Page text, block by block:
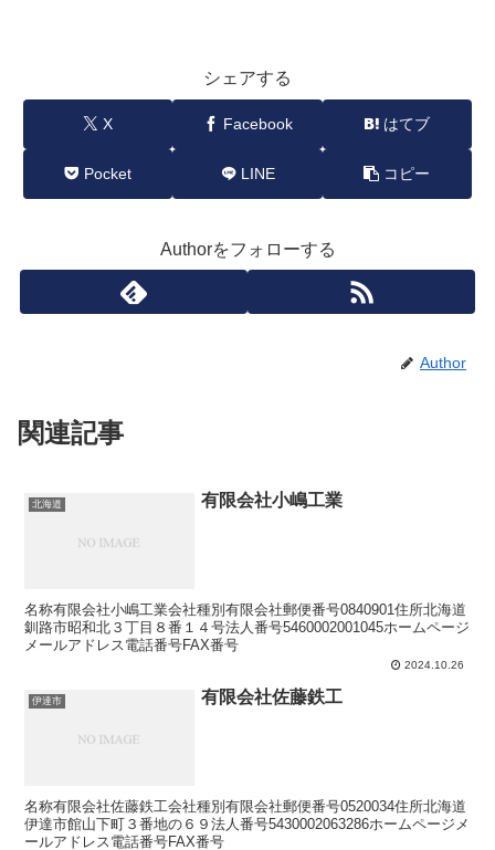
シェアする
X Facebook はてブ
Pocket LINE コピー
Authorをフォローする
Author
関連記事
北海道 有限会社小嶋工業
名称有限会社小嶋工業会社種別有限会社郵便番号0840901住所北海道
釧路市昭和北３丁目８番１４号法人番号5460002001045ホームページ
メールアドレス電話番号FAX番号
2024.10.26
伊達市 有限会社佐藤鉄工
名称有限会社佐藤鉄工会社種別有限会社郵便番号0520034住所北海道
伊達市館山下町３番地の６９法人番号5430002063286ホームページメ
ールアドレス電話番号FAX番号